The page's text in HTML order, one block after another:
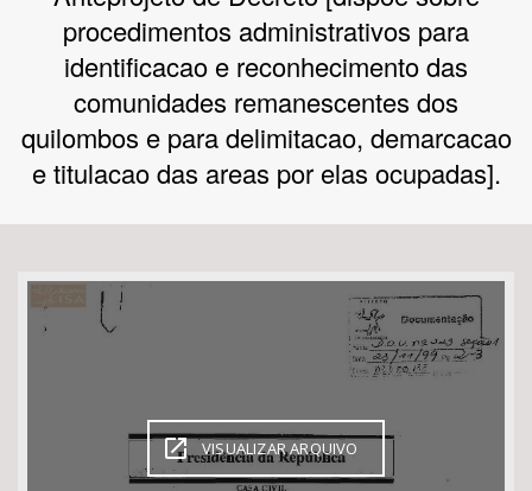
Bioma / Bacia
Subtema
Área Protegida
procedimentos administrativos para
identificacao e reconhecimento das
comunidades remanescentes dos
quilombos e para delimitacao, demarcacao
e titulacao das areas por elas ocupadas].
VISUALIZAR ARQUIVO